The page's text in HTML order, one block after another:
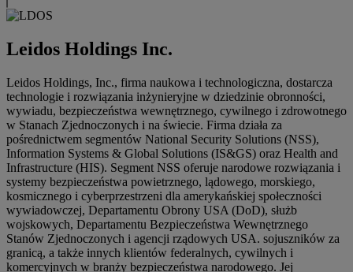
Leidos Holdings Inc.
Leidos Holdings, Inc., firma naukowa i technologiczna, dostarcza
technologie i rozwiązania inżynieryjne w dziedzinie obronności,
wywiadu, bezpieczeństwa wewnętrznego, cywilnego i zdrowotnego
w Stanach Zjednoczonych i na świecie. Firma działa za
pośrednictwem segmentów National Security Solutions (NSS),
Information Systems & Global Solutions (IS&GS) oraz Health and
Infrastructure (HIS). Segment NSS oferuje narodowe rozwiązania i
systemy bezpieczeństwa powietrznego, lądowego, morskiego,
kosmicznego i cyberprzestrzeni dla amerykańskiej społeczności
wywiadowczej, Departamentu Obrony USA (DoD), służb
wojskowych, Departamentu Bezpieczeństwa Wewnętrznego
Stanów Zjednoczonych i agencji rządowych USA. sojuszników za
granicą, a także innych klientów federalnych, cywilnych i
komercyjnych w branży bezpieczeństwa narodowego. Jej